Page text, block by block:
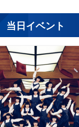
当日イベント